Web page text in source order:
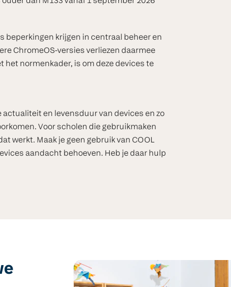
beperkingen krijgen in centraal beheer en
ChromeOS-versies verliezen daarmee
het normenkader, is om deze devices te
en levensduur van devices en zo
Voor scholen die gebruikmaken
werkt. Maak je geen gebruik van COOL
aandacht behoeven. Heb je daar hulp